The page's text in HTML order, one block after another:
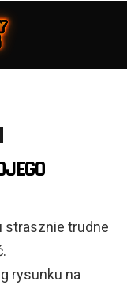
strasznie trudne
rysunku na